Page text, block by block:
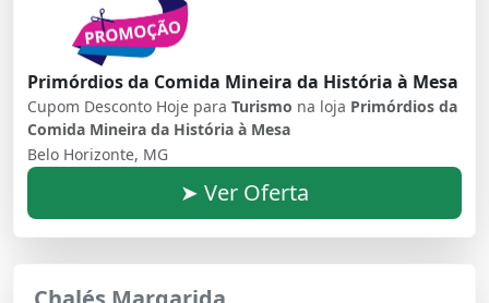
Primórdios da Comida Mineira da História à Mesa
Cupom Desconto Hoje para Turismo na loja Primórdios da
Comida Mineira da História à Mesa
Belo Horizonte, MG
➤ Ver Oferta